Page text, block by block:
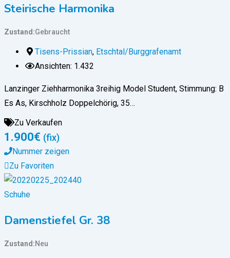
Steirische Harmonika
Zustand Gebraucht
Tisens-Prissian, Etschtal/Burggrafenamt
Ansichten: 1.432
Lanzinger Ziehharmonika 3reihig Model Student, Stimmung: B
Es As, Kirschholz Doppelchörig, 35…
Zu Verkaufen
1.900€ (fix)
Nummer zeigen
Zu Favoriten
Schuhe
Damenstiefel Gr. 38
Zustand Neu